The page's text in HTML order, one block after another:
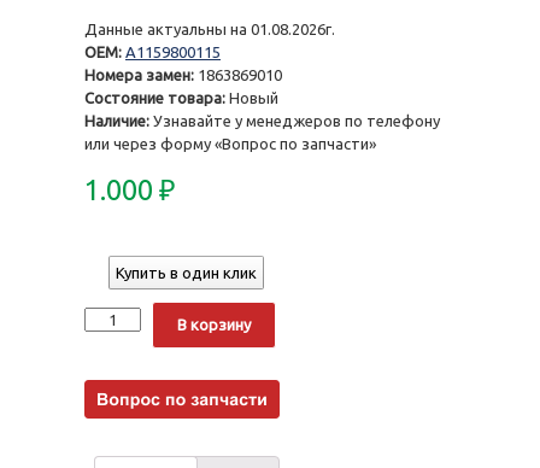
Данные актуальны на 01.08.2026г.
OEM: A1159800115
Номера замен: 1863869010
Состояние товара: Новый
Наличие: Узнавайте у менеджеров по телефону
или через форму «Вопрос по запчасти»
1.000 ₽
Купить в один клик
Количество
В корзину